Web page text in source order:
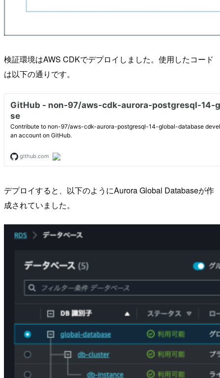
検証環境はAWS CDKでデプロイしました。使用したコード
は以下の通りです。
デプロイすると、以下のようにAurora Global Databaseが作
成されていました。